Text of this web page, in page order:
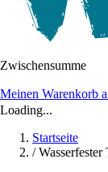
Zwischensumme
Meinen Warenkorb
Loading...
Startseite
/